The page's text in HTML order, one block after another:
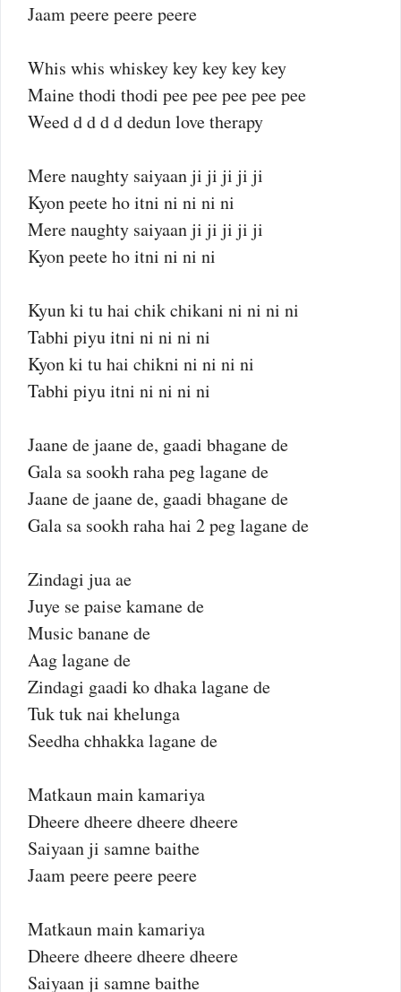
Jaam peere peere peere
Whis whis whiskey key key key key
Maine thodi thodi pee pee pee pee pee
Weed d d d d dedun love therapy
Mere naughty saiyaan ji ji ji ji ji
Kyon peete ho itni ni ni ni ni
Mere naughty saiyaan ji ji ji ji ji
Kyon peete ho itni ni ni ni
Kyun ki tu hai chik chikani ni ni ni ni
Tabhi piyu itni ni ni ni ni
Kyon ki tu hai chikni ni ni ni ni
Tabhi piyu itni ni ni ni ni
Jaane de jaane de, gaadi bhagane de
Gala sa sookh raha peg lagane de
Jaane de jaane de, gaadi bhagane de
Gala sa sookh raha hai 2 peg lagane de
Zindagi jua ae
Juye se paise kamane de
Music banane de
Aag lagane de
Zindagi gaadi ko dhaka lagane de
Tuk tuk nai khelunga
Seedha chhakka lagane de
Matkaun main kamariya
Dheere dheere dheere dheere
Saiyaan ji samne baithe
Jaam peere peere peere
Matkaun main kamariya
Dheere dheere dheere dheere
Saiyaan ji samne baithe